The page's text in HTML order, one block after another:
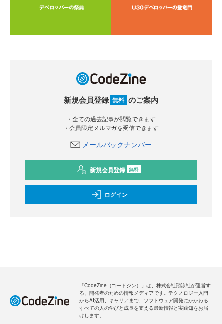
新規会員登録 無料 のご案内
・全ての過去記事が閲覧できます
・会員限定メルマガを受信できます
メールバックナンバー
新規会員登録 無料
ログイン
「CodeZine（コードジン）」は、株式会社翔泳社が運営す
る、開発者のための情報メディアです。テクノロジー入門
からAI活用、キャリアまで、ソフトウェア開発にかかわる
すべての人の学びと成長を支える最新情報と実践知をお届
けします。